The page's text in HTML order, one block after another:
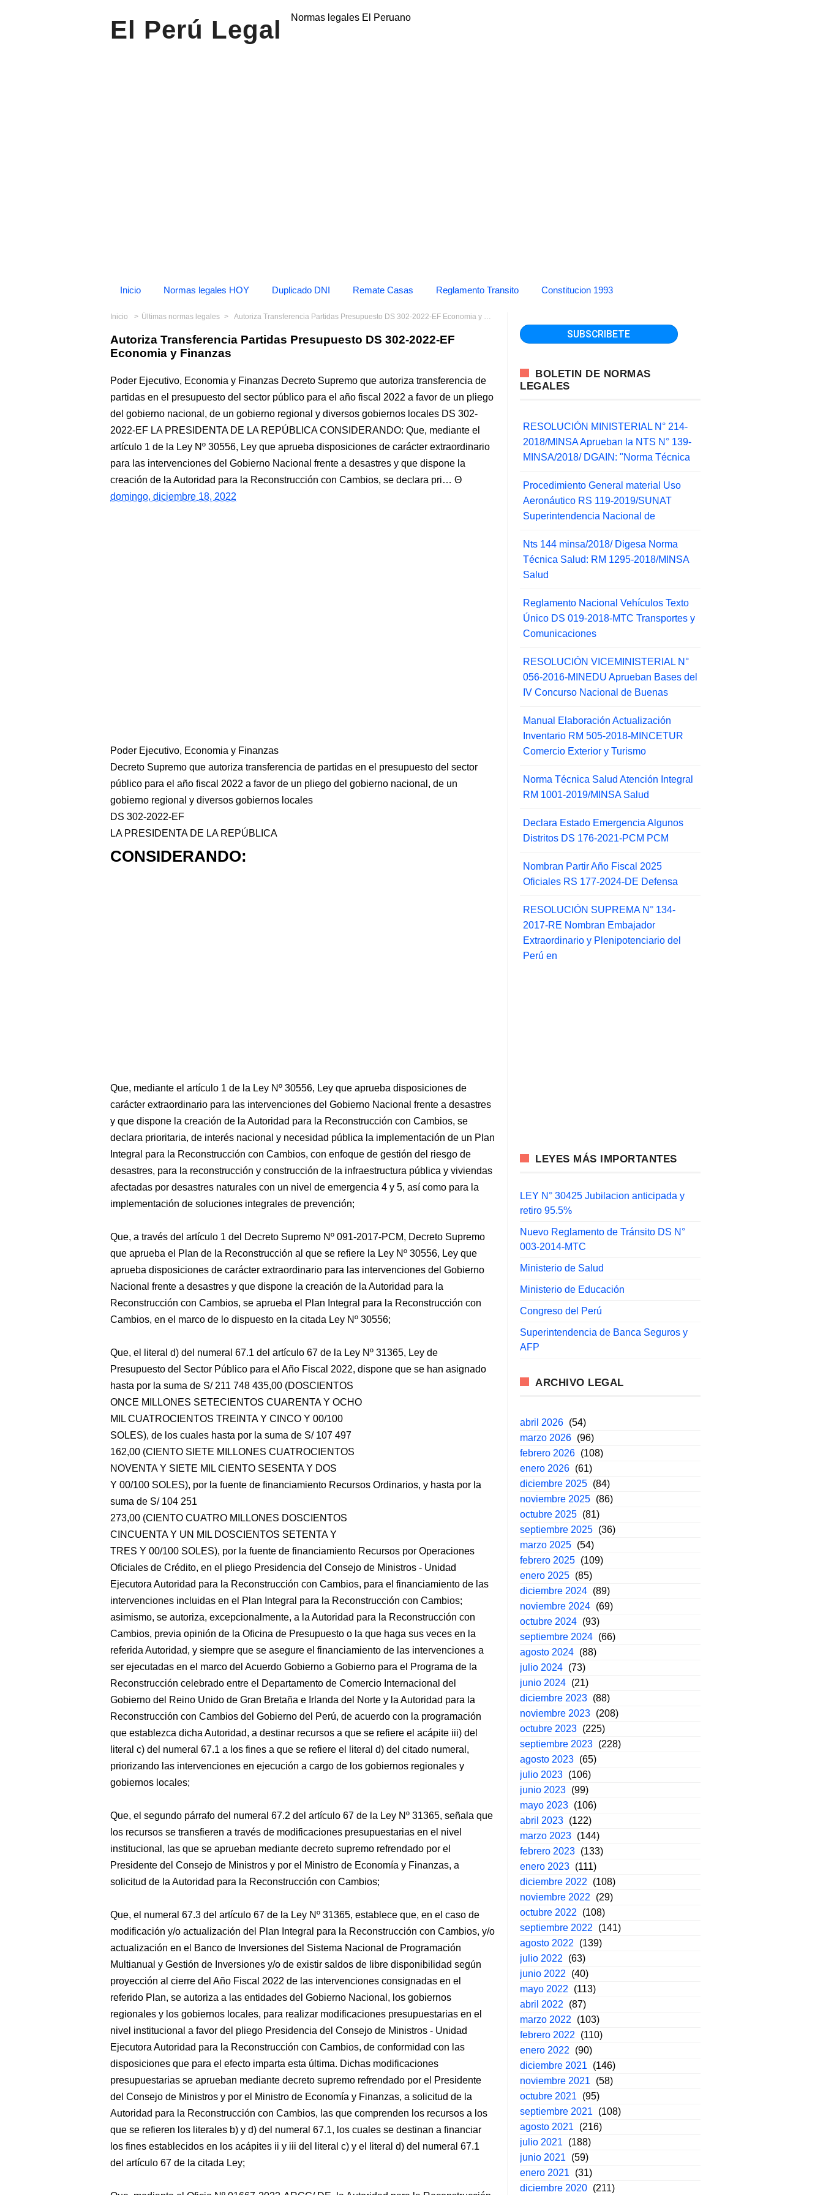
El Perú Legal Normas legales El Peruano
Inicio Normas legales HOY Duplicado DNI Remate Casas Reglamento Transito Constitucion 1993
Inicio Últimas normas legales Autoriza Transferencia Partidas Presupuesto DS 302-2022-EF Economia y Finanzas
Autoriza Transferencia Partidas Presupuesto DS 302-2022-EF
Economia y Finanzas
Poder Ejecutivo, Economia y Finanzas Decreto Supremo que autoriza transferencia de
partidas en el presupuesto del sector público para el año fiscal 2022 a favor de un pliego
del gobierno nacional, de un gobierno regional y diversos gobiernos locales DS 302-
2022-EF LA PRESIDENTA DE LA REPÚBLICA CONSIDERANDO: Que, mediante el
artículo 1 de la Ley Nº 30556, Ley que aprueba disposiciones de carácter extraordinario
para las intervenciones del Gobierno Nacional frente a desastres y que dispone la
creación de la Autoridad para la Reconstrucción con Cambios, se declara pri…
domingo, diciembre 18, 2022
Poder Ejecutivo, Economia y Finanzas
Decreto Supremo que autoriza transferencia de partidas en el presupuesto del sector
público para el año fiscal 2022 a favor de un pliego del gobierno nacional, de un
gobierno regional y diversos gobiernos locales
DS 302-2022-EF
LA PRESIDENTA DE LA REPÚBLICA
CONSIDERANDO:
Que, mediante el artículo 1 de la Ley Nº 30556, Ley que aprueba disposiciones de
carácter extraordinario para las intervenciones del Gobierno Nacional frente a desastres
y que dispone la creación de la Autoridad para la Reconstrucción con Cambios, se
declara prioritaria, de interés nacional y necesidad pública la implementación de un Plan
Integral para la Reconstrucción con Cambios, con enfoque de gestión del riesgo de
desastres, para la reconstrucción y construcción de la infraestructura pública y viviendas
afectadas por desastres naturales con un nivel de emergencia 4 y 5, así como para la
implementación de soluciones integrales de prevención;
Que, a través del artículo 1 del Decreto Supremo Nº 091-2017-PCM, Decreto Supremo
que aprueba el Plan de la Reconstrucción al que se refiere la Ley Nº 30556, Ley que
aprueba disposiciones de carácter extraordinario para las intervenciones del Gobierno
Nacional frente a desastres y que dispone la creación de la Autoridad para la
Reconstrucción con Cambios, se aprueba el Plan Integral para la Reconstrucción con
Cambios, en el marco de lo dispuesto en la citada Ley Nº 30556;
Que, el literal d) del numeral 67.1 del artículo 67 de la Ley Nº 31365, Ley de
Presupuesto del Sector Público para el Año Fiscal 2022, dispone que se han asignado
hasta por la suma de S/ 211 748 435,00 (DOSCIENTOS
ONCE MILLONES SETECIENTOS CUARENTA Y OCHO
MIL CUATROCIENTOS TREINTA Y CINCO Y 00/100
SOLES), de los cuales hasta por la suma de S/ 107 497
162,00 (CIENTO SIETE MILLONES CUATROCIENTOS
NOVENTA Y SIETE MIL CIENTO SESENTA Y DOS
Y 00/100 SOLES), por la fuente de financiamiento Recursos Ordinarios, y hasta por la
suma de S/ 104 251
273,00 (CIENTO CUATRO MILLONES DOSCIENTOS
CINCUENTA Y UN MIL DOSCIENTOS SETENTA Y
TRES Y 00/100 SOLES), por la fuente de financiamiento Recursos por Operaciones
Oficiales de Crédito, en el pliego Presidencia del Consejo de Ministros - Unidad
Ejecutora Autoridad para la Reconstrucción con Cambios, para el financiamiento de las
intervenciones incluidas en el Plan Integral para la Reconstrucción con Cambios;
asimismo, se autoriza, excepcionalmente, a la Autoridad para la Reconstrucción con
Cambios, previa opinión de la Oficina de Presupuesto o la que haga sus veces en la
referida Autoridad, y siempre que se asegure el financiamiento de las intervenciones a
ser ejecutadas en el marco del Acuerdo Gobierno a Gobierno para el Programa de la
Reconstrucción celebrado entre el Departamento de Comercio Internacional del
Gobierno del Reino Unido de Gran Bretaña e Irlanda del Norte y la Autoridad para la
Reconstrucción con Cambios del Gobierno del Perú, de acuerdo con la programación
que establezca dicha Autoridad, a destinar recursos a que se refiere el acápite iii) del
literal c) del numeral 67.1 a los fines a que se refiere el literal d) del citado numeral,
priorizando las intervenciones en ejecución a cargo de los gobiernos regionales y
gobiernos locales;
Que, el segundo párrafo del numeral 67.2 del artículo 67 de la Ley Nº 31365, señala que
los recursos se transfieren a través de modificaciones presupuestarias en el nivel
institucional, las que se aprueban mediante decreto supremo refrendado por el
Presidente del Consejo de Ministros y por el Ministro de Economía y Finanzas, a
solicitud de la Autoridad para la Reconstrucción con Cambios;
Que, el numeral 67.3 del artículo 67 de la Ley Nº 31365, establece que, en el caso de
modificación y/o actualización del Plan Integral para la Reconstrucción con Cambios, y/o
actualización en el Banco de Inversiones del Sistema Nacional de Programación
Multianual y Gestión de Inversiones y/o de existir saldos de libre disponibilidad según
proyección al cierre del Año Fiscal 2022 de las intervenciones consignadas en el
referido Plan, se autoriza a las entidades del Gobierno Nacional, los gobiernos
regionales y los gobiernos locales, para realizar modificaciones presupuestarias en el
nivel institucional a favor del pliego Presidencia del Consejo de Ministros - Unidad
Ejecutora Autoridad para la Reconstrucción con Cambios, de conformidad con las
disposiciones que para el efecto imparta esta última. Dichas modificaciones
presupuestarias se aprueban mediante decreto supremo refrendado por el Presidente
del Consejo de Ministros y por el Ministro de Economía y Finanzas, a solicitud de la
Autoridad para la Reconstrucción con Cambios, las que comprenden los recursos a los
que se refieren los literales b) y d) del numeral 67.1, los cuales se destinan a financiar
los fines establecidos en los acápites ii y iii del literal c) y el literal d) del numeral 67.1
del artículo 67 de la citada Ley;
BOLETIN DE NORMAS
LEGALES
RESOLUCIÓN MINISTERIAL N° 214-
2018/MINSA Aprueban la NTS N° 139-
MINSA/2018/ DGAIN: "Norma Técnica
Procedimiento General material Uso
Aeronáutico RS 119-2019/SUNAT
Superintendencia Nacional de
Nts 144 minsa/2018/ Digesa Norma
Técnica Salud: RM 1295-2018/MINSA
Salud
Reglamento Nacional Vehículos Texto
Único DS 019-2018-MTC Transportes y
Comunicaciones
RESOLUCIÓN VICEMINISTERIAL N°
056-2016-MINEDU Aprueban Bases del
IV Concurso Nacional de Buenas
Manual Elaboración Actualización
Inventario RM 505-2018-MINCETUR
Comercio Exterior y Turismo
Norma Técnica Salud Atención Integral
RM 1001-2019/MINSA Salud
Declara Estado Emergencia Algunos
Distritos DS 176-2021-PCM PCM
Nombran Partir Año Fiscal 2025
Oficiales RS 177-2024-DE Defensa
RESOLUCIÓN SUPREMA N° 134-
2017-RE Nombran Embajador
Extraordinario y Plenipotenciario del
Perú en
LEYES MÁS IMPORTANTES
LEY N° 30425 Jubilacion anticipada y
retiro 95.5%
Nuevo Reglamento de Tránsito DS N°
003-2014-MTC
Ministerio de Salud
Ministerio de Educación
Congreso del Perú
Superintendencia de Banca Seguros y
AFP
ARCHIVO LEGAL
abril 2026 (54)
marzo 2026 (96)
febrero 2026 (108)
enero 2026 (61)
diciembre 2025 (84)
noviembre 2025 (86)
octubre 2025 (81)
septiembre 2025 (36)
marzo 2025 (54)
febrero 2025 (109)
enero 2025 (85)
diciembre 2024 (89)
noviembre 2024 (69)
octubre 2024 (93)
septiembre 2024 (66)
agosto 2024 (88)
julio 2024 (73)
junio 2024 (21)
diciembre 2023 (88)
noviembre 2023 (208)
octubre 2023 (225)
septiembre 2023 (228)
agosto 2023 (65)
julio 2023 (106)
junio 2023 (99)
mayo 2023 (106)
abril 2023 (122)
marzo 2023 (144)
febrero 2023 (133)
enero 2023 (111)
diciembre 2022
(108)
noviembre 2022
(29)
octubre 2022
(108)
septiembre 2022
(141)
agosto 2022
(139)
julio 2022
(63)
junio 2022
(40)
mayo 2022
(113)
abril 2022
(87)
marzo 2022
(103)
febrero 2022
(110)
enero 2022
(90)
diciembre 2021
(146)
noviembre 2021
(58)
octubre 2021
(95)
septiembre 2021
(108)
agosto 2021
(216)
julio 2021
(188)
junio 2021
(59)
enero 2021
(31)
diciembre 2020 (211)